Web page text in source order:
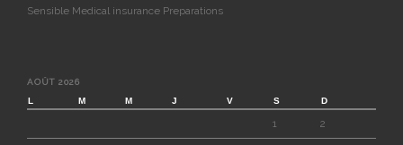
Sensible Medical insurance Preparations
AOÛT 2026
L
M M J V S D
1 2